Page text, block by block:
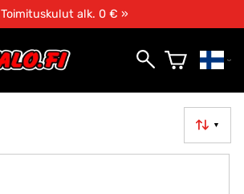
Toimituskulut alk. 0 € »
▼